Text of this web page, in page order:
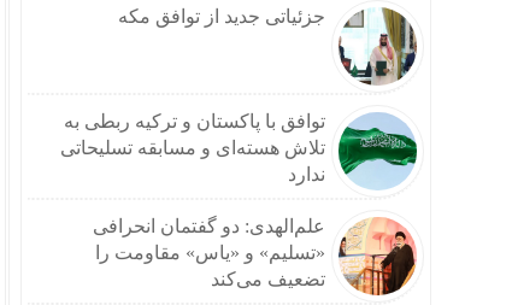
جزئیاتی جدید از توافق مکه
توافق با پاکستان و ترکیه ربطی به
تلاش هسته‌ای و مسابقه تسلیحاتی
ندارد
علم‌الهدی: دو گفتمان انحرافی
«تسلیم» و «یاس» مقاومت را
تضعیف می‌کند